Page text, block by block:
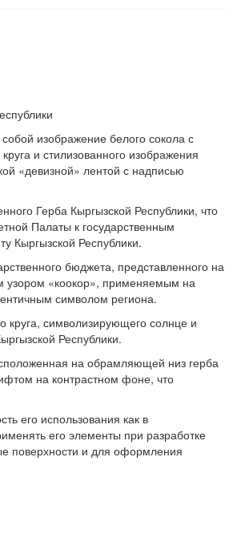
изображение белого сокола с
и стилизованного изображения
«девизной» лентой с надписью
Герба Кыргызской Республики, что
Палаты к государственным
Кыргызской Республики.
бюджета, представленного на
узором «коокор», применяемым на
символом региона.
круга, символизирующего солнце и
Республики.
на обрамляющей низ герба
на контрастном фоне, что
его использования как в
его элементы при разработке
поверхности и для оформления